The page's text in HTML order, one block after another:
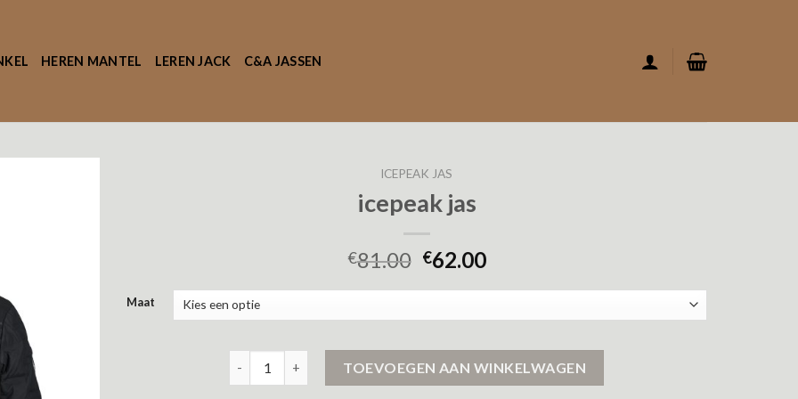
HEREN MANTEL LEREN JACK C&A JASSEN
ICEPEAK JAS
icepeak jas
€81.00 €62.00
Maat
TOEVOEGEN AAN WINKELWAGEN